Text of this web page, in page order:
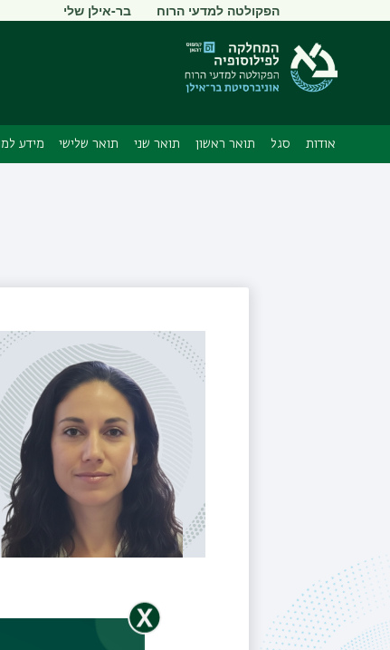
תפריט
משני
הפקולטה למדעי הרוח בר-אילן שלי
אודות סגל תואר ראשון תואר שני תואר שלישי מידע